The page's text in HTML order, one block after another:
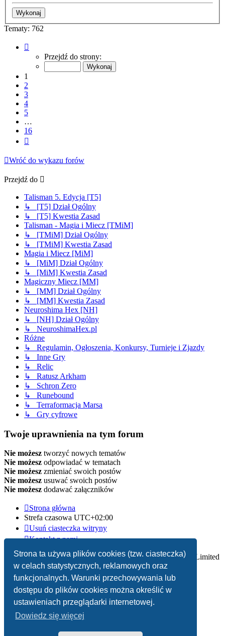
Strona ta używa plików cookies (tzw. ciasteczka)
w celach statystycznych, reklamowych oraz
funkcjonalnych. Warunki przechowywania lub
dostępu do plików cookies można określić w
ustawieniach przeglądarki internetowej.
Dowiedz się więcej
Tematy: 762
Przejdź do strony:
1
2
3
4
5
…
16
Wróć do wykazu forów
Przejdź do
Talisman 5. Edycja [T5]
↳ [T5] Dział Ogólny
↳ [T5] Kwestia Zasad
Talisman - Magia i Miecz [TMiM]
↳ [TMiM] Dział Ogólny
↳ [TMiM] Kwestia Zasad
Magia i Miecz [MiM]
↳ [MiM] Dział Ogólny
↳ [MiM] Kwestia Zasad
Magiczny Miecz [MM]
↳ [MM] Dział Ogólny
↳ [MM] Kwestia Zasad
Neuroshima Hex [NH]
↳ [NH] Dział Ogólny
↳ NeuroshimaHex.pl
Różne
↳ Regulamin, Ogłoszenia, Konkursy, Turnieje i Zjazdy
↳ Inne Gry
↳ Relic
↳ Ratusz Arkham
↳ Schron Zero
↳ Runebound
↳ Terraformacja Marsa
↳ Gry cyfrowe
Twoje uprawnienia na tym forum
Nie możesz tworzyć nowych tematów
Nie możesz odpowiadać w tematach
Nie możesz zmieniać swoich postów
Nie możesz usuwać swoich postów
Nie możesz dodawać załączników
Strona główna
Strefa czasowa UTC+02:00
Usuń ciasteczka witryny
Kontakt z nami
Technologię dostarczaphpBB® Forum Software © phpBB Limited
Polski pakiet językowy dostarczaphpBB.pl
Zasady ochrony danych osobowych |Regulamin